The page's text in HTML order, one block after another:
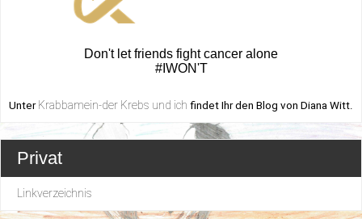
Don't let friends fight cancer alone
#IWON'T
Unter Krabbamein-der Krebs und ich findet Ihr den Blog von Diana Witt.
Privat
Linkverzeichnis